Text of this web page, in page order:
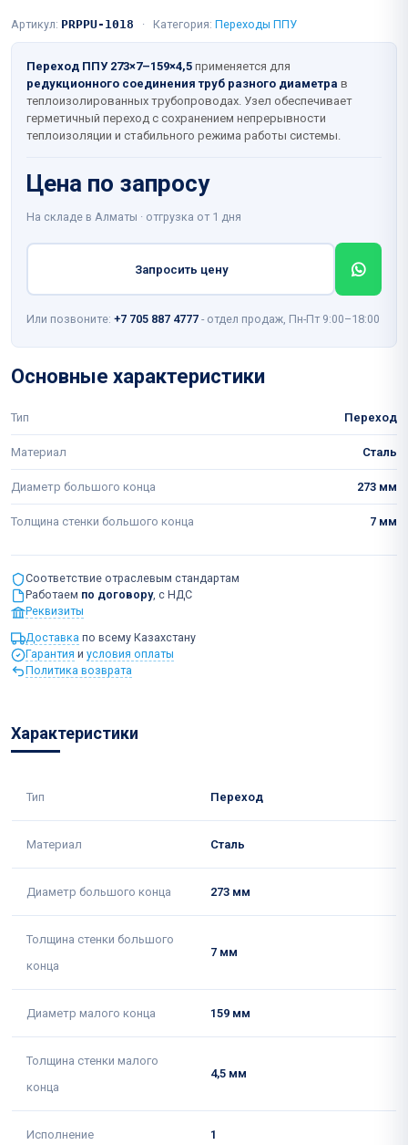
Артикул: PRPPU-1018 · Категория: Переходы ППУ
Переход ППУ 273×7–159×4,5 применяется для
редукционного соединения труб разного диаметра в
теплоизолированных трубопроводах. Узел обеспечивает
герметичный переход с сохранением непрерывности
теплоизоляции и стабильного режима работы системы.
Цена по запросу
На складе в Алматы · отгрузка от 1 дня
Запросить цену
Или позвоните: +7 705 887 4777 - отдел продаж, Пн-Пт 9:00–18:00
Основные характеристики
Тип Переход
Материал Сталь
Диаметр большого конца 273 мм
Толщина стенки большого конца 7 мм
Соответствие отраслевым стандартам
Работаем по договору, с НДС
Реквизиты
Доставка по всему Казахстану
Гарантия и условия оплаты
Политика возврата
Характеристики
Тип Переход
Материал Сталь
Диаметр большого конца 273 мм
Толщина стенки большого
конца
7 мм
Диаметр малого конца 159 мм
Толщина стенки малого
конца
4,5 мм
Исполнение 1